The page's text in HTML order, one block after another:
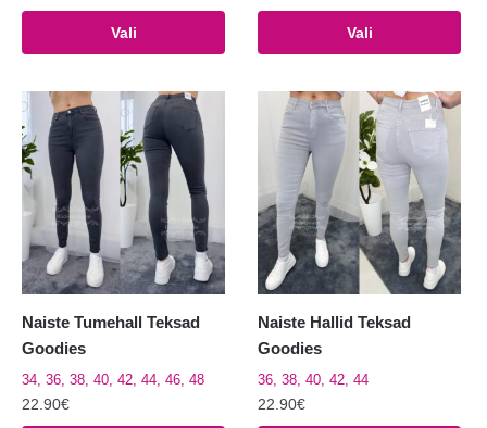
Vali
tootel
mitu
varianti.
Valikuid
saab
teha
tootelehel.
Vali
tootel
mitu
varianti.
Valikuid
teha
tootelehel.
Naiste Tumehall Teksad
Goodies
34, 36, 38, 40, 42, 44, 46, 48
22.90€
Naiste Hallid Teksad
Goodies
36, 38, 40, 42, 44
22.90€